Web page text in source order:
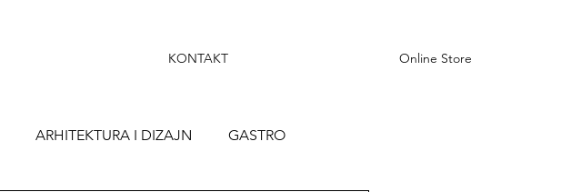
KONTAKT Online Store
ARHITEKTURA I DIZAJN GASTRO